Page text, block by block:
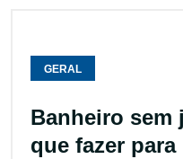
GERAL
Banheiro sem
que fazer